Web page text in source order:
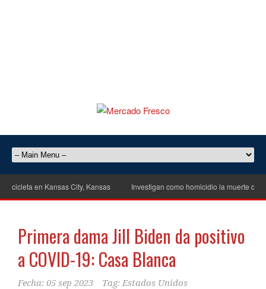
en Kansas City, Kansas Investigan como homicidio la muerte de un
Primera dama Jill Biden da positivo
a COVID-19: Casa Blanca
Fecha: 05 sep 2023 Tag: Estados Unidos